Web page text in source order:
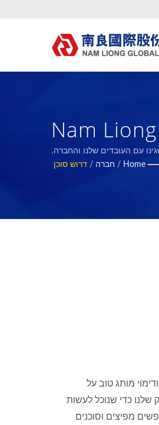
עם העובדים שלנו והחברה.
Home
/ חברה / דרוש סוכן
מותג טוב על
שלנו כדי שנוכל לעשות
מפיצים וסוכנים